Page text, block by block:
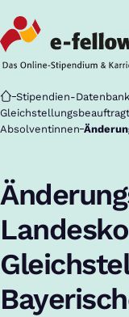
Startseite
Stipendien-
Absolventinnen